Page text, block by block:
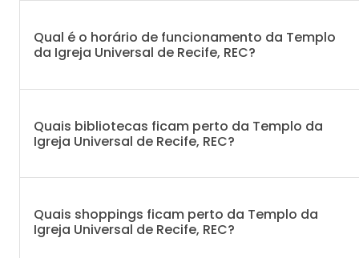
Qual é o horário de funcionamento da Templo
da Igreja Universal de Recife, REC?
Quais bibliotecas ficam perto da Templo da
Igreja Universal de Recife, REC?
Quais shoppings ficam perto da Templo da
Igreja Universal de Recife, REC?